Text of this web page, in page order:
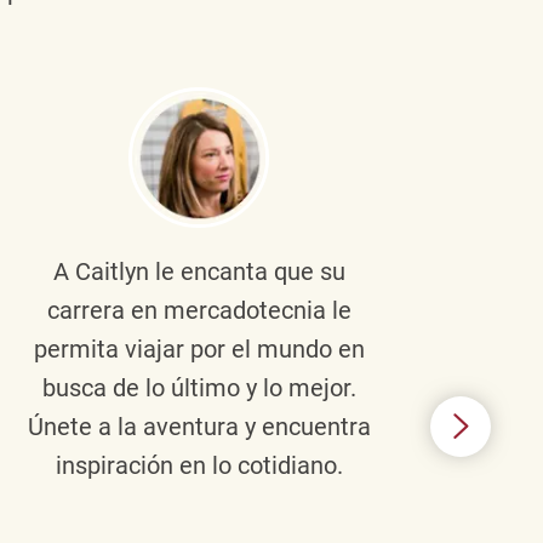
A Caitlyn le encanta que su
carrera en mercadotecnia le
permita viajar por el mundo en
busca de lo último y lo mejor.
Únete a la aventura y encuentra
inspiración en lo cotidiano.